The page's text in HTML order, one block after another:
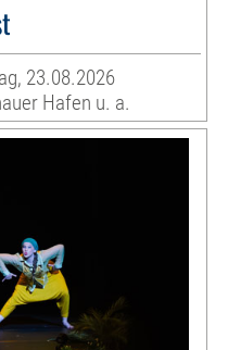
23.08.2026
Hafen u. a.